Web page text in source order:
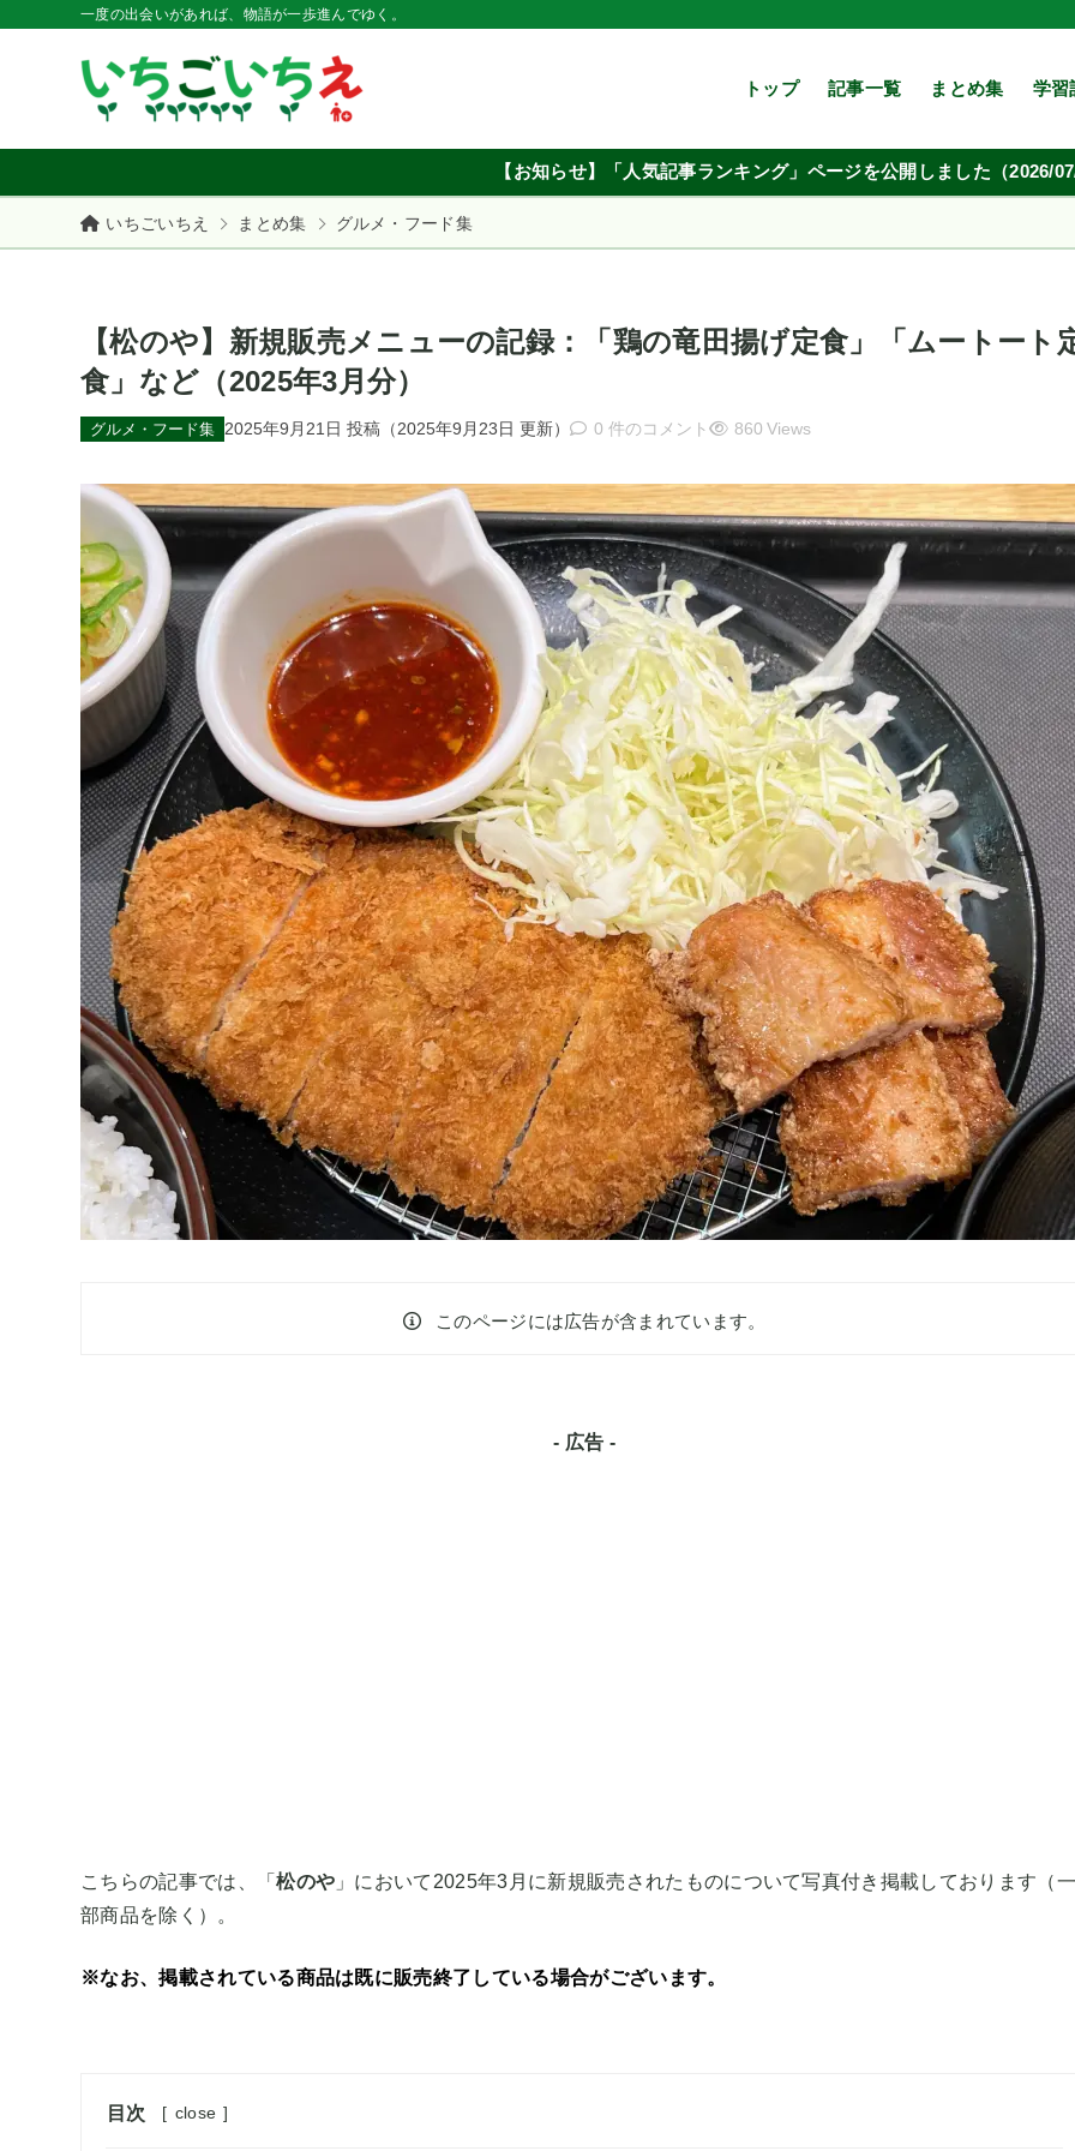
一度の出会いがあれば、物語が一歩進んでゆく。
トップ 記事一覧 まとめ集 学習
【お知らせ】「人気記事ランキング」ページを公開しました（2026/
いちごいちえ まとめ集 グルメ・フード集
【松のや】新規販売メニューの記録：「鶏の竜田揚げ定食」「ムートート
食」など（2025年3月分）
2025年9月21日 投稿 （2025年9月23日 更新）
グルメ・フード集 0 件のコメント 860 Views
このページには広告が含まれています。
- 広告 -
こちらの記事では、「松のや 」において2025年3月に新規販売されたものについて写真付き掲載しております（一
部商品を除く）。
※なお、掲載されている商品は既に販売終了している場合がございます。
目次 [ close ]